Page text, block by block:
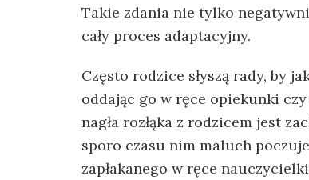
Takie zdania nie tylko
cały proces adaptacyjny.
Często rodzice słyszą rady, by
oddając go w ręce opiekunki
nagła rozłąka z rodzicem jest
sporo czasu nim maluch
zapłakanego w ręce